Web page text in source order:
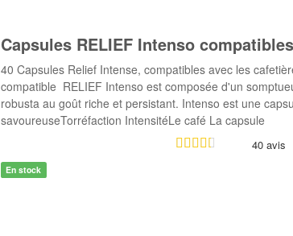
Capsules RELIEF Intenso
40 Capsules Relief Intense, compatibles avec les
compatible RELIEF Intenso est composée d'un
robusta au goût riche et persistant. Intenso est une
savoureuseTorréfaction IntensitéLe café La capsule
40 avis
En stock